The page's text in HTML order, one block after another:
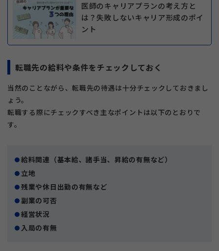
医師のキャリアプランの考え方と
は？失敗しないキャリア形成のポイ
ント
転職先の給料や条件をチェックしておく
当然のことながら、転職先の待遇は十分チェックしておきまし
ょう。
転職する際にチェックすべき主なポイントは以下のとおりで
す。
給料関連（基本給、諸手当、昇給の有無など）
立地
残業や休日出勤の有無など
副業の可否
経営状況
入局の有無